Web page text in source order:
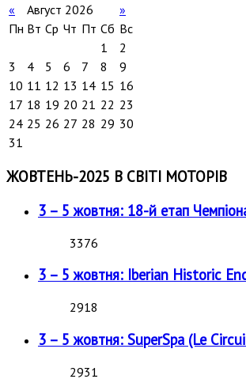
«
Август 2026
»
Пн Вт Ср Чт Пт Сб Вс
1
2
3
4 5 6 7 8
9
10 11 12 13 14 15 16
17 18 19 20 21 22 23
24 25 26 27 28 29 30
31
ЖОВТЕНЬ-2025 В СВІТІ МОТОРІВ
3 – 5 жовтня: 18-й етап
3376
3 – 5 жовтня: Iberian Historic
2918
3 – 5 жовтня: SuperSpa (Le
2931